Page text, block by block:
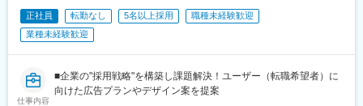
正社員 転勤なし 5名以上採用
職種未経験歓迎
業種未経験歓迎
仕事内容
■企業の"採用戦略"を構築し課題解決！ユーザー（転職希望者）に
向けた広告プランやデザイン案を提案